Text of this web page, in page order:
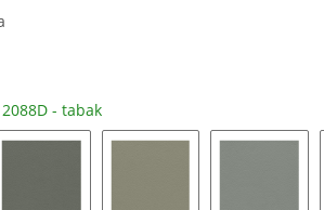
2088D - tabak